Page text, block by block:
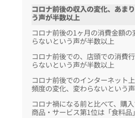
コロナ前後の収入の変化、あま
う声が半数以上
コロナ前後の1ヶ月の消費金額
らないという声が半数以上
コロナ前後での、店頭での消費
らないという声が半数以上
コロナ前後でのインターネット
頻度の変化、変わらないという
コロナ禍になる前と比べて、購
商品・サービス第1位は「食料品」